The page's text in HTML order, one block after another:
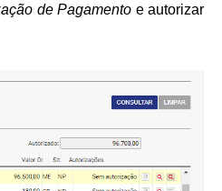
de Pagamento e autorizar